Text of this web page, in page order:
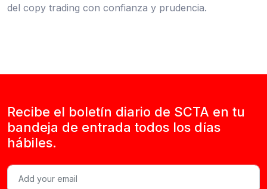
del copy trading con confianza y prudencia.
Recibe el boletín diario de SCTA en tu
bandeja de entrada todos los días
hábiles.